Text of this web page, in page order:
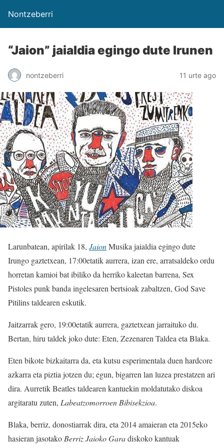
Nontzeberri
“Jaion” jaialdia egingo dute Irunen
nontzeberri 11 urte ago
Larunbatean, apirilak 18, JaionMusika jaialdia egingo dute
Irungo gaztetxean, 17:00etatik aurrera, izan ere, arratsaldeko ordu
horretan kamioi bat ibiliko da herriko kaleetan barrena, Sex
Pistoles punk banda ingelesaren bertsioak zabaltzen, God Save
Pitilins taldearen eskutik.
Jaitzarrak gero, 19:00etatik aurrera, gaztetxean jarraituko du.
Bertan, hiru taldek joko dute: Eten, Zezenaren Taldea eta Blaka.
Eten bikote bizkaitarra da, eta kutsu esperimentala duen hardcore
azkarra eta piztia jotzen du; egun, bigarren lan luzea prestatzen ari
dira. Aurretik Beatles taldearen kantuekin moldatutako diskoa
argitaratu zuten, Labeatzomorroen Bibisekzioa.
Blaka, berriz, donostiarrak dira, eta 2014 amaieran eta 2015eko
hasieran jasotako Berriz Jaioko Garadiskoko kantuak